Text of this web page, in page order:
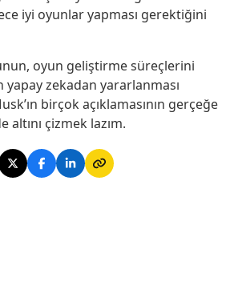
iyi oyunlar yapması gerektiğini
oyun geliştirme süreçlerini
yapay zekadan yararlanması
birçok açıklamasının gerçeğe
çizmek lazım.